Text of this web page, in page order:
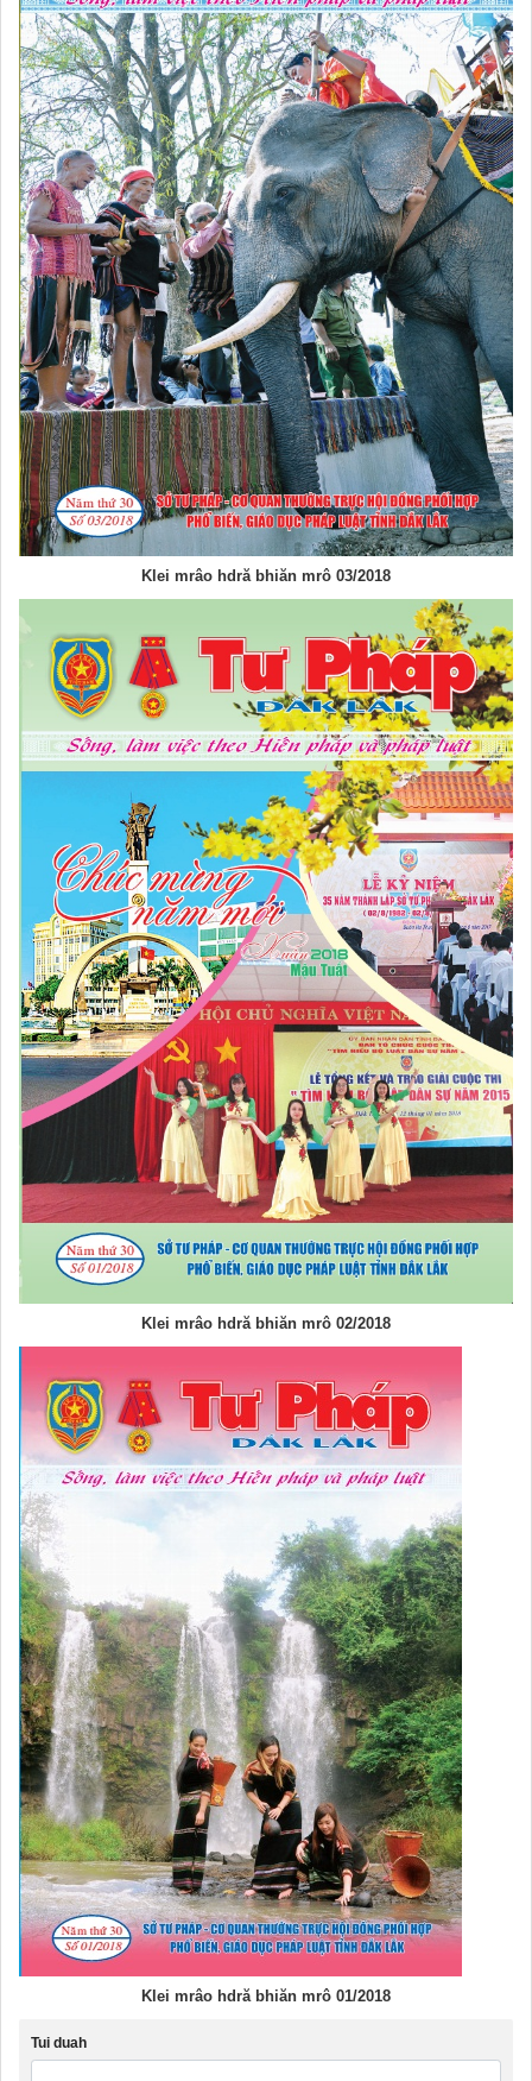
Klei mrâo hdră bhiăn mrô 03/2018
Klei mrâo hdră bhiăn mrô 02/2018
Klei mrâo hdră bhiăn mrô 01/2018
Tui duah